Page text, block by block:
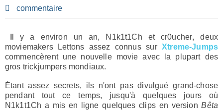
commentaire
Il y a environ un an, N1k1t1Ch et cr0ucher, deux
moviemakers Lettons assez connus surXtreme-Jumps
commencèrent une nouvelle movie avec la plupart des
gros trickjumpers mondiaux.
Étant assez secrets, ils n'ont pas divulgué grand-chose
pendant tout ce temps, jusqu'à quelques jours où
N1k1t1Ch a mis en ligne quelques clips en versionBêta